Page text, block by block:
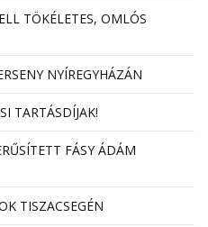
TÖKÉLETES, OMLÓS
NYÍREGYHÁZÁN
TARTÁSDÍJAK!
FÁSY ÁDÁM
TISZACSEGÉN